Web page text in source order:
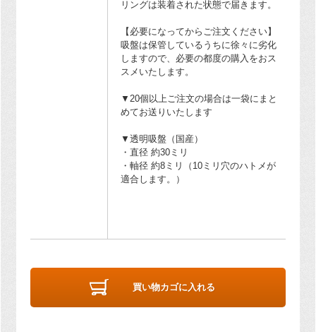
リングは装着された状態で届きます。
【必要になってからご注文ください】
吸盤は保管しているうちに徐々に劣化
しますので、必要の都度の購入をおス
スメいたします。
▼20個以上ご注文の場合は一袋にまと
めてお送りいたします
▼透明吸盤（国産）
・直径 約30ミリ
・軸径 約8ミリ（10ミリ穴のハトメが
適合します。）
買い物カゴに入れる